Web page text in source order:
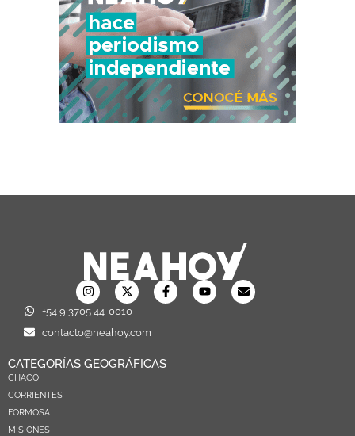
+54 9 3705 44-0010
contacto@neahoy.com
CATEGORÍAS GEOGRÁFICAS
CHACO
CORRIENTES
FORMOSA
MISIONES